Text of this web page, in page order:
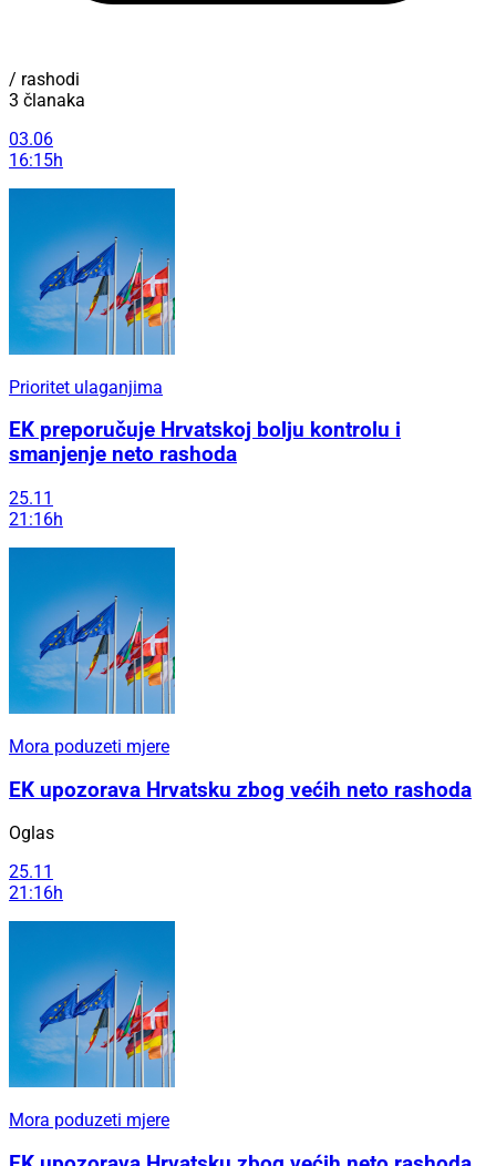
/ rashodi
3 članaka
03.06
16:15h
Prioritet ulaganjima
EK preporučuje Hrvatskoj bolju kontrolu i
smanjenje neto rashoda
25.11
21:16h
Mora poduzeti mjere
EK upozorava Hrvatsku zbog većih neto rashoda
Oglas
25.11
21:16h
Mora poduzeti mjere